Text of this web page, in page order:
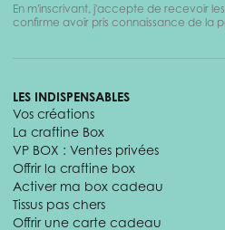
En m'inscrivant, j'accepte de recevoir
confirme avoir pris connaissance de la
LES INDISPENSABLES
Vos créations
La craftine Box
VP BOX : Ventes privées
Offrir la craftine box
Activer ma box cadeau
Tissus pas chers
Offrir une carte cadeau